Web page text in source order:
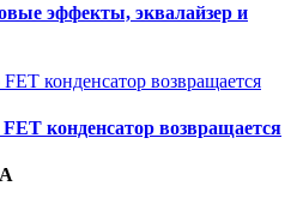
эффекты, эквалайзер и
конденсатор возвращается